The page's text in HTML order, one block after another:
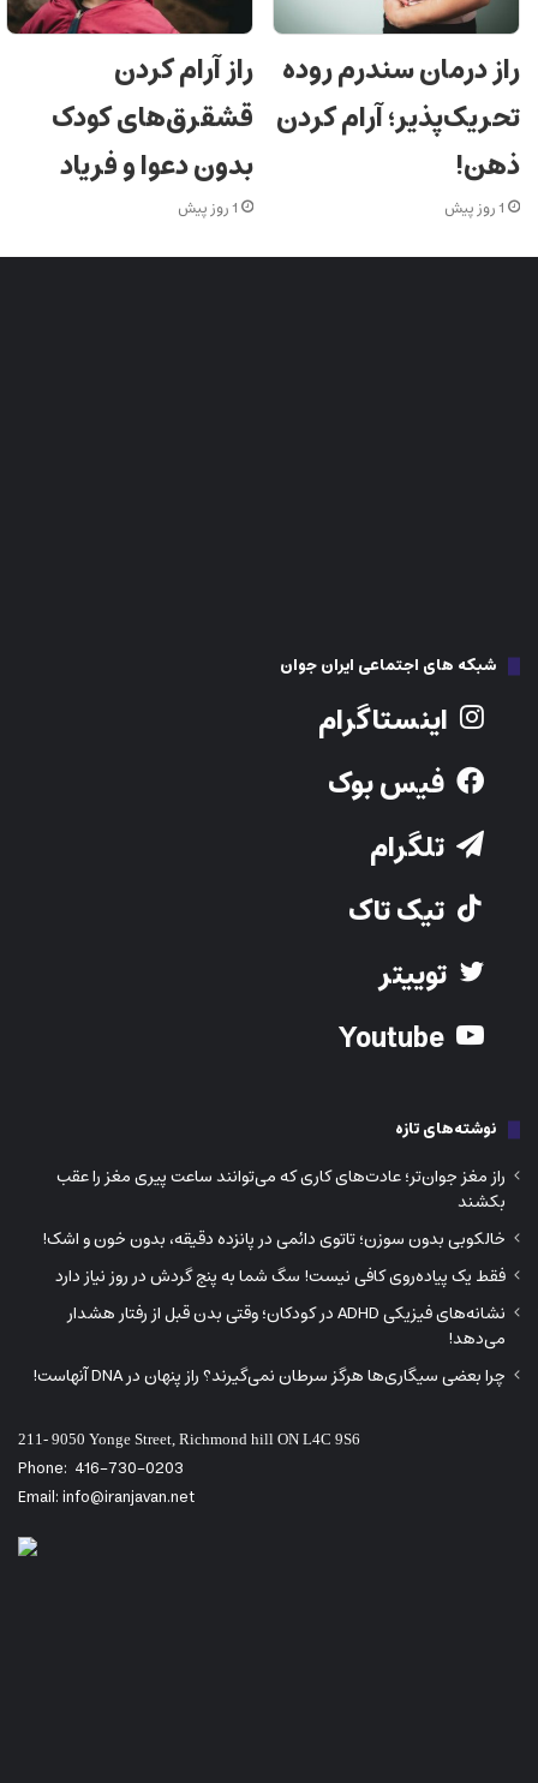
راز درمان سندرم روده
تحریک‌پذیر؛ آرام کردن
ذهن!
1 روز پیش
راز آرام کردن
قشقرق‌های کودک
بدون دعوا و فریاد
1 روز پیش
توییتر
نوشته‌های تازه
راز مغز جوان‌تر؛ عادت‌های کاری که می‌توانند ساعت پیری مغز را عقب
بکشند
خالکوبی بدون سوزن؛ تاتوی دائمی در پانزده دقیقه، بدون خون و اشک!
فقط یک پیاده‌روی کافی نیست! سگ شما به پنج گردش در روز نیاز دارد
Phone:416-730-0203